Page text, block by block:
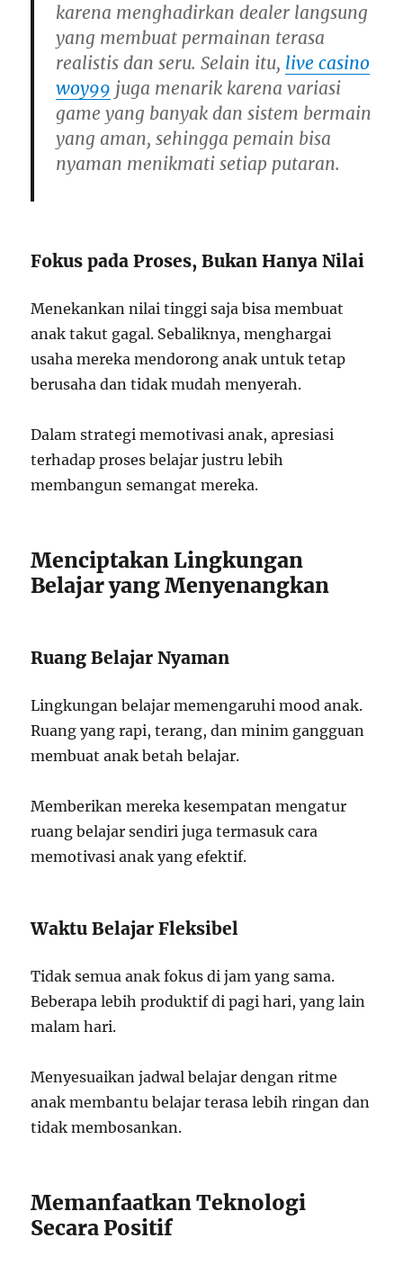
karena menghadirkan dealer langsung
yang membuat permainan terasa
realistis dan seru. Selain itu, live casino
woy99 juga menarik karena variasi
game yang banyak dan sistem bermain
yang aman, sehingga pemain bisa
nyaman menikmati setiap putaran.
Fokus pada Proses, Bukan Hanya Nilai
Menekankan nilai tinggi saja bisa membuat
anak takut gagal. Sebaliknya, menghargai
usaha mereka mendorong anak untuk tetap
berusaha dan tidak mudah menyerah.
Dalam strategi memotivasi anak, apresiasi
terhadap proses belajar justru lebih
membangun semangat mereka.
Menciptakan Lingkungan
Belajar yang Menyenangkan
Ruang Belajar Nyaman
Lingkungan belajar memengaruhi mood anak.
Ruang yang rapi, terang, dan minim gangguan
membuat anak betah belajar.
Memberikan mereka kesempatan mengatur
ruang belajar sendiri juga termasuk cara
memotivasi anak yang efektif.
Waktu Belajar Fleksibel
Tidak semua anak fokus di jam yang sama.
Beberapa lebih produktif di pagi hari, yang lain
malam hari.
Menyesuaikan jadwal belajar dengan ritme
anak membantu belajar terasa lebih ringan dan
tidak membosankan.
Memanfaatkan Teknologi
Secara Positif